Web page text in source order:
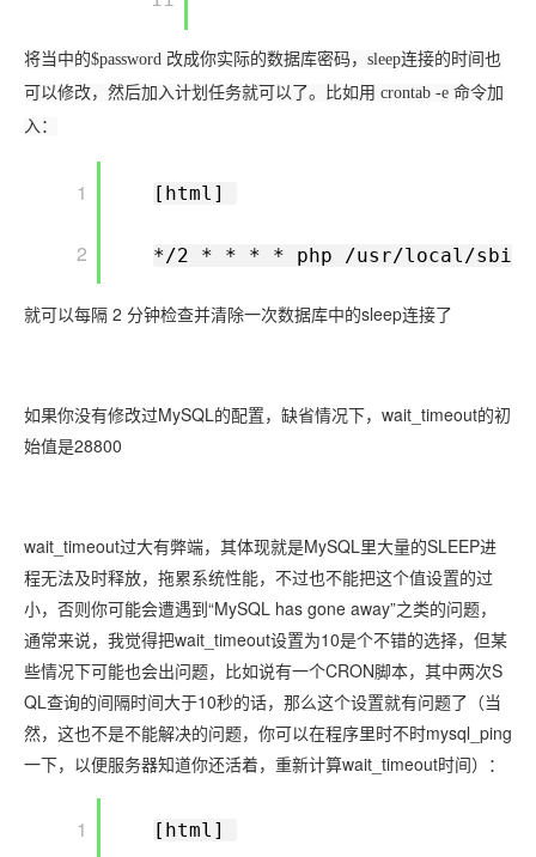
将当中的$password 改成你实际的数据库密码，sleep连接的时间也
可以修改，然后加入计划任务就可以了。比如用 crontab -e 命令加
入：
       1
       2
[html]
*/2 * * * * php /usr/local/sbin/
就可以每隔 2 分钟检查并清除一次数据库中的sleep连接了
如果你没有修改过MySQL的配置，缺省情况下，wait_timeout的初
始值是28800
wait_timeout过大有弊端，其体现就是MySQL里大量的SLEEP进
程无法及时释放，拖累系统性能，不过也不能把这个值设置的过
小，否则你可能会遭遇到“MySQL has gone away”之类的问题，
通常来说，我觉得把wait_timeout设置为10是个不错的选择，但某
些情况下可能也会出问题，比如说有一个CRON脚本，其中两次S
QL查询的间隔时间大于10秒的话，那么这个设置就有问题了（当
然，这也不是不能解决的问题，你可以在程序里时不时mysql_ping
一下，以便服务器知道你还活着，重新计算wait_timeout时间）：
       1
[html]